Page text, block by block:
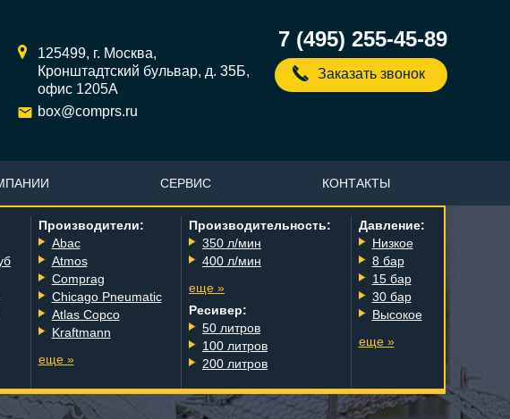
125499, г. Москва,
Кронштадтский бульвар, д. 35Б,
офис 1205А
box@comprs.ru
7 (495) 255-45-89
Заказать звонок
Производители:
Abac
Atmos
Comprag
Chicago Pneumatic
Atlas Copco
Kraftmann
еще »
Производительность:
350 л/мин
400 л/мин
еще »
Ресивер:
50 литров
100 литров
200 литров
Давление:
Низкое
8 бар
15 бар
30 бар
Высокое
еще »
СЕРВИС КОНТАКТЫ